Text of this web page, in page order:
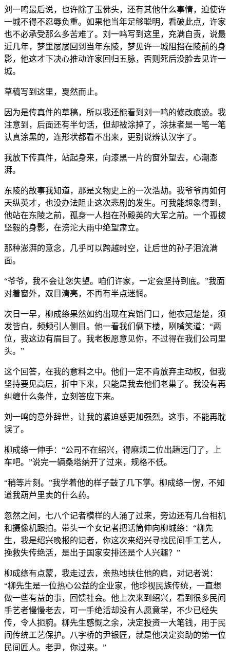
刘一鸣最后说，也许除了玉佛头，还有其他什么事情，迫使许
一城不得不忍辱负重。如果他当年足够聪明，看破此点，许家
也不必承受那么多苦难了。刘一鸣写到这里，充满自责，说最
近几年，梦里屡屡回到当年东陵，梦见许一城阻挡在陵前的身
影，他这才下决心推动许家回归五脉，否则死后没脸去见许一
城。
草稿写到这里，戛然而止。
因为是传真件的草稿，所以我还能看到刘一鸣的修改痕迹。我
注意到，后面还有半句话，但却被涂掉了，涂抹者是一笔一笔
认真涂黑的，连形状都看不出来，更别说辨认汉字了。
我放下传真件，站起身来，向漆黑一片的窗外望去，心潮澎
湃。
东陵的故事我知道，那是文物史上的一次浩劫。我爷爷再如何
天纵英才，也没办法阻止这次悲剧的发生。可我能想象得到，
他站在东陵之前，孤身一人挡在孙殿英的大军之前。一个孤拔
坚毅的身影，在滂沱大雨中绝望肃立。
那种澎湃的意念，几乎可以跨越时空，让后世的孙子泪流满
面。
“爷爷，我不会让您失望。咱们许家，一定会坚持到底。”我面
对着窗外，双目清亮，不再有半点迷惘。
次日一早，柳成绦果然如约出现在宾馆门口，他衣冠楚楚，须
发皆白，频频引人侧目。他一看我们俩下楼，咧嘴笑道：“两
位，我这边有眉目了。我老板愿意见你，不过得在我们公司里
头。”
这个回答，在我的意料之中。他们一定不肯放弃主动权，但我
坚持要见高层，折中下来，只能是我去他们老巢了。我没有再
纠缠什么条件，立刻答应下来。
刘一鸣的意外辞世，让我的紧迫感更加强烈。这事，不能再耽
误了。
柳成绦一伸手：“公司不在绍兴，得麻烦二位出趟远门了，上
车吧。”说完一辆桑塔纳开了过来，规格不低。
“稍等片刻。”我学着他的样子鼓了几下掌。柳成绦一愣，不知
道我葫芦里卖的什么药。
忽然之间，七八个记者模样的人涌了过来，旁边还有几台相机
和摄像机跟拍。带头一个女记者把话筒伸向柳城绦：“柳先
生，我是绍兴晚报的记者，你这次来绍兴寻找民间手工艺人，
挽救失传绝活，是出于国家安排还是个人兴趣？”
柳成绦有点蒙，我走过去，亲热地扶住他的肩，对记者说：
“柳先生是一位热心公益的企业家，他珍视民族传统，一直想
做一些有益的事，回馈社会。他上次来到绍兴，看到很多民间
手艺者慢慢老去，可一手绝活却没有人愿意学，不少已经失
传，令人扼腕。柳先生感慨之余，决定投资一大笔钱，用于民
间传统工艺保护。八字桥的尹银匠，就是他决定资助的第一位
民间匠人。老尹，你过来。”